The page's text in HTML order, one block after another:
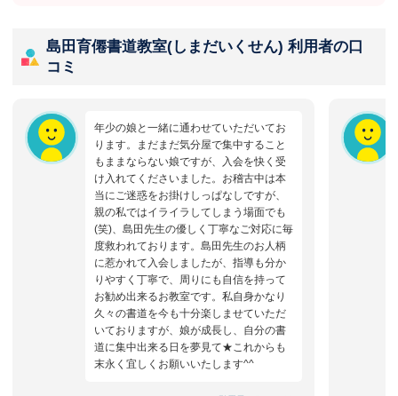
島田育僊書道教室(しまだいくせん) 利用者の口
コミ
年少の娘と一緒に通わせていただいてお
ります。まだまだ気分屋で集中すること
もままならない娘ですが、入会を快く受
け入れてくださいました。お稽古中は本
当にご迷惑をお掛けしっぱなしですが、
親の私ではイライラしてしまう場面でも
(笑)、島田先生の優しく丁寧なご対応に毎
度救われております。島田先生のお人柄
に惹かれて入会しましたが、指導も分か
りやすく丁寧で、周りにも自信を持って
お勧め出来るお教室です。私自身かなり
久々の書道を今も十分楽しませていただ
いておりますが、娘が成長し、自分の書
道に集中出来る日を夢見て★これからも
末永く宜しくお願いいたします^^